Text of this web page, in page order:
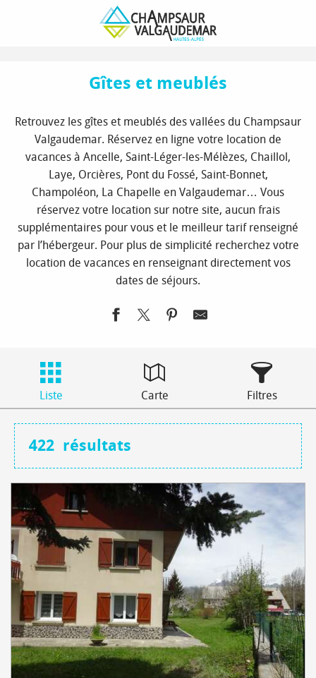
Réserver votre séjour à la montagne
Hébergements
Gîtes et meublés
Gîtes et meublés
Retrouvez les gîtes et meublés des vallées du Champsaur
Valgaudemar. Réservez en ligne votre location de
vacances à Ancelle, Saint-Léger-les-Mélèzes, Chaillol,
Laye, Orcières, Pont du Fossé, Saint-Bonnet,
Champoléon, La Chapelle en Valgaudemar… Vous
réservez votre location sur notre site, aucun frais
supplémentaires pour vous et le meilleur tarif renseigné
par l’hébergeur. Pour plus de simplicité recherchez votre
location de vacances en renseignant directement vos
dates de séjours.
Liste Carte Filtres
422 résultats